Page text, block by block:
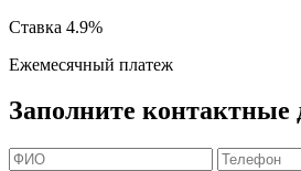
Ставка 4.9%
Ежемесячный платеж
Заполните контактные